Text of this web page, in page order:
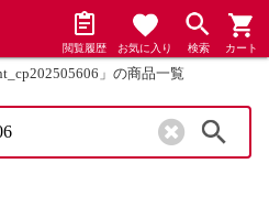
閲覧履歴 お気に入り 検索 カート
」の商品一覧